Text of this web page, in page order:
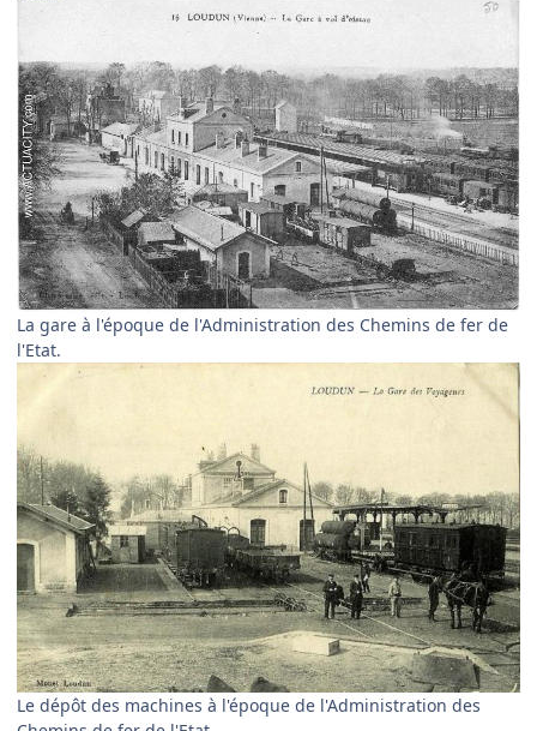
La gare à l'époque de l'Administration des Chemins de fer de
l'Etat.
Le dépôt des machines à l'époque de l'Administration des